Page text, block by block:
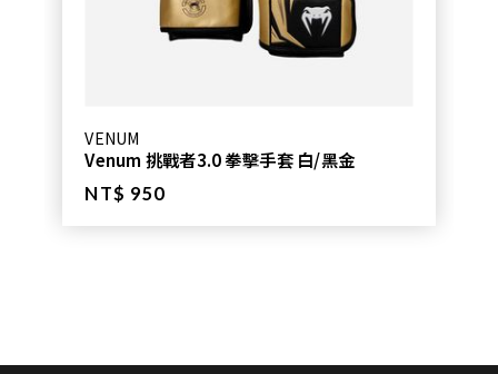
VENUM
Venum 挑戰者3.0 拳擊手套 白/黑金
NT$ 950